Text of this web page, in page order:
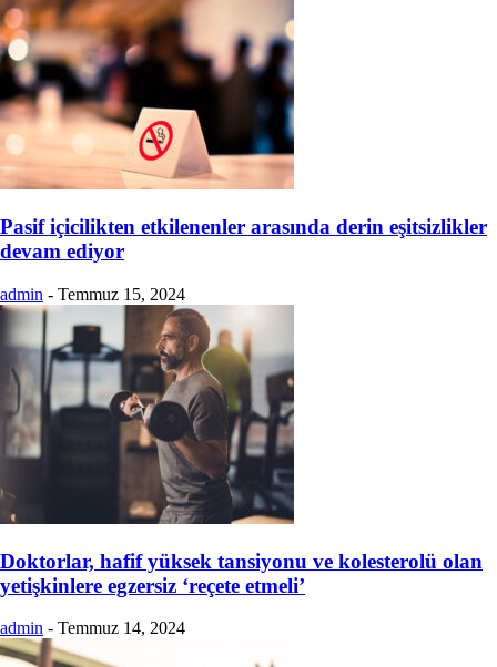
Pasif içicilikten etkilenenler arasında derin eşitsizlikler
devam ediyor
admin - Temmuz 15, 2024
Doktorlar, hafif yüksek tansiyonu ve kolesterolü olan
yetişkinlere egzersiz ‘reçete etmeli’
admin - Temmuz 14, 2024